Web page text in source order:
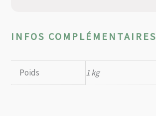
INFOS COMPLÉMENTAIRES
Poids 1 kg